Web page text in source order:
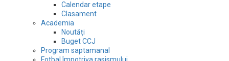
Calendar etape
Clasament
Academia
Noutăți
Buget CCJ
Program saptamanal
Fotbal împotriva rasismului